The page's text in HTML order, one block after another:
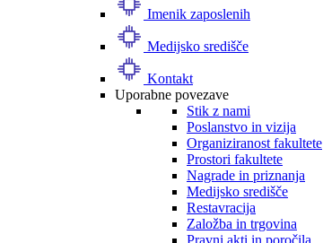
Imenik zaposlenih
Medijsko središče
Kontakt
Uporabne povezave
Stik z nami
Poslanstvo in vizija
Organiziranost fakultete
Prostori fakultete
Nagrade in priznanja
Medijsko središče
Restavracija
Založba in trgovina
Pravni akti in poročila